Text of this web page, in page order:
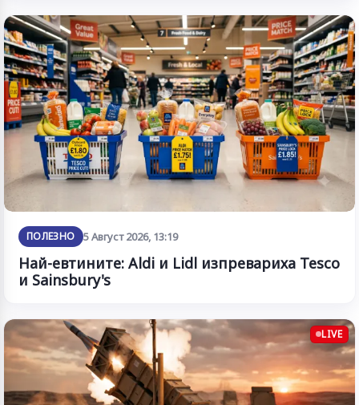
ПОЛЕЗНО 5 Август 2026, 13:19
Най-евтините: Aldi и Lidl изпревариха Tesco
и Sainsbury's
LIVE